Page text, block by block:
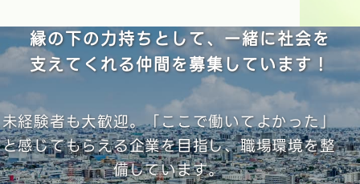
縁の下の力持ちとして、一緒に社会を
支えてくれる仲間を募集しています！
未経験者も大歓迎。「ここで働いてよかった」
と感じてもらえる企業を目指し、職場環境を整
備しています。